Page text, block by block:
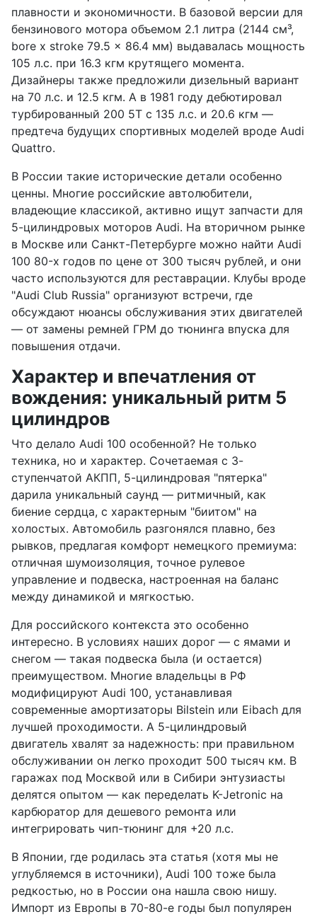
плавности и экономичности. В базовой версии для
бензинового мотора объемом 2.1 литра (2144 см³,
bore x stroke 79.5 x 86.4 мм) выдавалась мощность
105 л.с. при 16.3 кгм крутящего момента.
Дизайнеры также предложили дизельный вариант
на 70 л.с. и 12.5 кгм. А в 1981 году дебютировал
турбированный 200 5T с 135 л.с. и 20.6 кгм —
предтеча будущих спортивных моделей вроде Audi
Quattro.
В России такие исторические детали особенно
ценны. Многие российские автолюбители,
владеющие классикой, активно ищут запчасти для
5-цилиндровых моторов Audi. На вторичном рынке
в Москве или Санкт-Петербурге можно найти Audi
100 80-х годов по цене от 300 тысяч рублей, и они
часто используются для реставрации. Клубы вроде
"Audi Club Russia" организуют встречи, где
обсуждают нюансы обслуживания этих двигателей
— от замены ремней ГРМ до тюнинга впуска для
повышения отдачи.
Характер и впечатления от
вождения: уникальный ритм 5
цилиндров
Что делало Audi 100 особенной? Не только
техника, но и характер. Сочетаемая с 3-
ступенчатой АКПП, 5-цилиндровая "пятерка"
дарила уникальный саунд — ритмичный, как
биение сердца, с характерным "биитом" на
холостых. Автомобиль разгонялся плавно, без
рывков, предлагая комфорт немецкого премиума:
отличная шумоизоляция, точное рулевое
управление и подвеска, настроенная на баланс
между динамикой и мягкостью.
Для российского контекста это особенно
интересно. В условиях наших дорог — с ямами и
снегом — такая подвеска была (и остается)
преимуществом. Многие владельцы в РФ
модифицируют Audi 100, устанавливая
современные амортизаторы Bilstein или Eibach для
лучшей проходимости. А 5-цилиндровый
двигатель хвалят за надежность: при правильном
обслуживании он легко проходит 500 тысяч км. В
гаражах под Москвой или в Сибири энтузиасты
делятся опытом — как переделать K-Jetronic на
карбюратор для дешевого ремонта или
интегрировать чип-тюнинг для +20 л.с.
В Японии, где родилась эта статья (хотя мы не
углубляемся в источники), Audi 100 тоже была
редкостью, но в России она нашла свою нишу.
Импорт из Европы в 70-80-е годы был популярен